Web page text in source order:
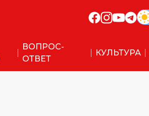
ВОПРОС-
ОТВЕТ
КУЛЬТУРА